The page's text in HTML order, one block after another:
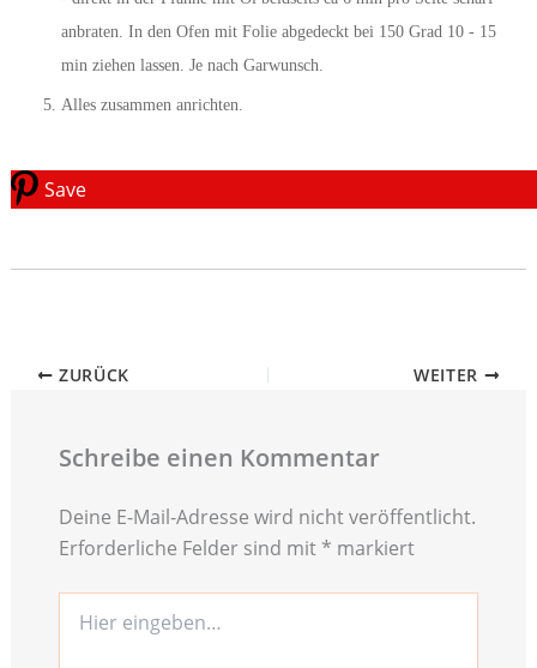
anbraten. In den Ofen mit Folie abgedeckt bei 150 Grad 10 - 15
min ziehen lassen. Je nach Garwunsch.
Alles zusammen anrichten.
Save
ZURÜCK WEITER
Schreibe einen Kommentar
Deine E-Mail-Adresse wird nicht veröffentlicht.
Erforderliche Felder sind mit * markiert
eingeben…